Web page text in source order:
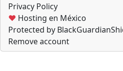
Privacy Policy
♥ Hosting en México
Protected by
Remove account